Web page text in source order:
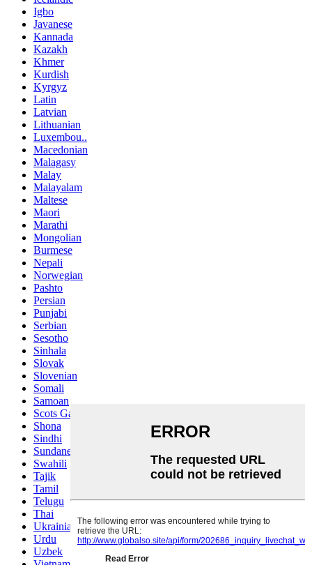
Igbo
Javanese
Kannada
Kazakh
Khmer
Kurdish
Kyrgyz
Latin
Latvian
Lithuanian
Luxembou..
Macedonian
Malagasy
Malay
Malayalam
Maltese
Maori
Marathi
Mongolian
Burmese
Nepali
Norwegian
Pashto
Persian
Punjabi
Serbian
Sesotho
Sinhala
Slovak
Slovenian
Somali
Samoan
Scots Gaelic
Shona
Sindhi
Sundanese
Swahili
Tajik
Tamil
Telugu
Thai
Ukrainian
Urdu
Uzbek